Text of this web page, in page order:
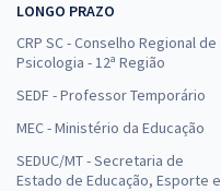
LONGO PRAZO
CRP SC - Conselho Regional de
Psicologia - 12ª Região
SEDF - Professor Temporário
MEC - Ministério da Educação
SEDUC/MT - Secretaria de
Estado de Educação, Esporte e